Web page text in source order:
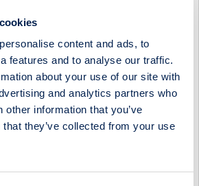
content and ads, to
features and to analyse our traffic.
about your use of our site with
and analytics partners who
other information that you’ve
they’ve collected from your use
1
enligt LHF 4 kap. 2§ första stycket 2
enligt LHF 4 kap. 2§ första stycket 3
5,61 % 2 851 851